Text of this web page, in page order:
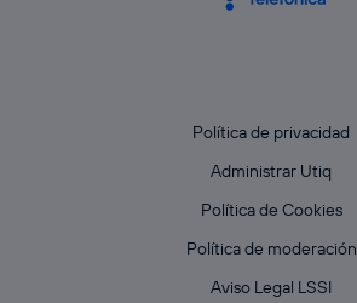
Política de privacidad
Administrar Utiq
Política de Cookies
Política de moderación
Aviso Legal LSSI